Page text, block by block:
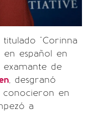
"Corinna
español en
examante de
, desgranó
conocieron en
a